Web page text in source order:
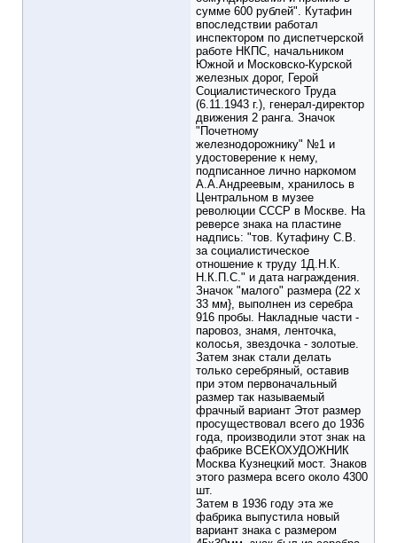
сумме 600 рублей". Кутафин
впоследствии работал
инспектором по диспетчерской
работе НКПС, начальником
Южной и Московско-Курской
железных дорог, Герой
Социалистического Труда
(6.11.1943 г.), генерал-директор
движения 2 ранга. Значок
"Почетному
железнодорожнику" №1 и
удостоверение к нему,
подписанное лично наркомом
А.А.Андреевым, хранилось в
Центральном в музее
революции СССР в Москве. На
реверсе знака на пластине
надпись: "тов. Кутафину С.В.
за социалистическое
отношение к труду 1Д.Н.К.
Н.К.П.С." и дата награждения.
Значок "малого" размера (22 х
33 мм}, выполнен из серебра
916 пробы. Накладные части -
паровоз, знамя, ленточка,
колосья, звездочка - золотые.
Затем знак стали делать
только серебряный, оставив
при этом первоначальный
размер так называемый
фрачный вариант Этот размер
просуществовал всего до 1936
года, производили этот знак на
фабрике ВСЕКОХУДОЖНИК
Москва Кузнецкий мост. Знаков
этого размера всего около 4300
шт.
Затем в 1936 году эта же
фабрика выпустила новый
вариант знака с размером